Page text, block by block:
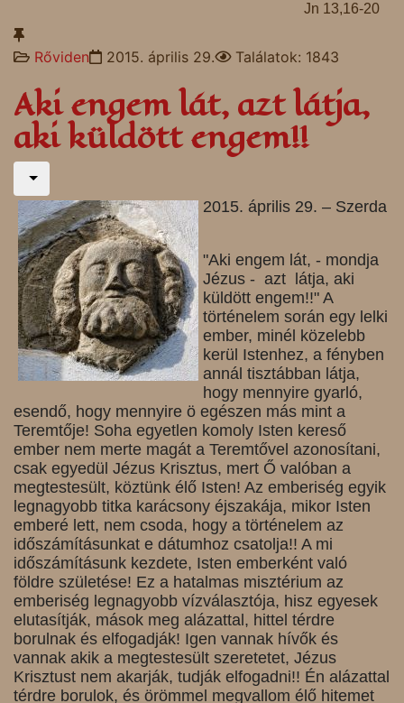
Jn 13,16-20
Rőviden 2015. április 29. Találatok: 1843
Aki engem lát, azt látja,
aki küldött engem!!
2015. április 29. – Szerda
"Aki engem lát, - mondja
Jézus - azt látja, aki
küldött engem!!" A
történelem során egy lelki
ember, minél közelebb
kerül Istenhez, a fényben
annál tisztábban látja,
hogy mennyire gyarló,
esendő, hogy mennyire ö egészen más mint a
Teremtője! Soha egyetlen komoly Isten kereső
ember nem merte magát a Teremtővel azonosítani,
csak egyedül Jézus Krisztus, mert Ő valóban a
megtestesült, köztünk élő Isten! Az emberiség egyik
legnagyobb titka karácsony éjszakája, mikor Isten
emberé lett, nem csoda, hogy a történelem az
időszámításunkat e dátumhoz csatolja!! A mi
időszámításunk kezdete, Isten emberként való
földre születése! Ez a hatalmas misztérium az
emberiség legnagyobb vízválasztója, hisz egyesek
elutasítják, mások meg alázattal, hittel térdre
borulnak és elfogadják! Igen vannak hívők és
vannak akik a megtestesült szeretetet, Jézus
Krisztust nem akarják, tudják elfogadni!! Én alázattal
térdre borulok, és örömmel megvallom élő hitemet